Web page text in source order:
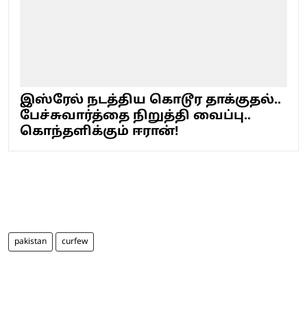
இஸ்ரேல் நடத்திய கொடூர தாக்குதல்..
பேச்சுவார்த்தை நிறுத்தி வைப்பு..
கொந்தளிக்கும் ஈரான்!
pakistan curfew